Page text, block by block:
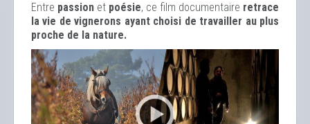
Entre passion et poésie, ce film documentaire retrace
la vie de vignerons ayant choisi de travailler au plus
proche de la nature.